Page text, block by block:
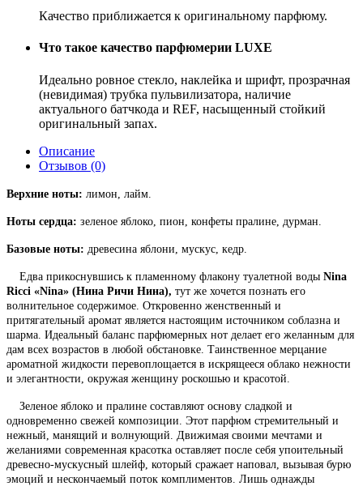
Качество приближается к оригинальному парфюму.
Что такое качество парфюмерии LUXE
Идеально ровное стекло, наклейка и шрифт, прозрачная
(невидимая) трубка пульвилизатора, наличие
актуального батчкода и REF, насыщенный стойкий
оригинальный запах.
Описание
Отзывов (0)
Верхние ноты: лимон, лайм.
Ноты сердца: зеленое яблоко, пион, конфеты пралине, дурман.
Базовые ноты: древесина яблони, мускус, кедр.
Едва прикоснувшись к пламенному флакону туалетной воды Nina
Ricci «Nina» (Нина Ричи Нина), тут же хочется познать его
волнительное содержимое. Откровенно женственный и
притягательный аромат является настоящим источником соблазна и
шарма. Идеальный баланс парфюмерных нот делает его желанным для
дам всех возрастов в любой обстановке. Таинственное мерцание
ароматной жидкости перевоплощается в искрящееся облако нежности
и элегантности, окружая женщину роскошью и красотой.
Зеленое яблоко и пралине составляют основу сладкой и
одновременно свежей композиции. Этот парфюм стремительный и
нежный, манящий и волнующий. Движимая своими мечтами и
желаниями современная красотка оставляет после себя упоительный
древесно-мускусный шлейф, который сражает наповал, вызывая бурю
эмоций и нескончаемый поток комплиментов. Лишь однажды